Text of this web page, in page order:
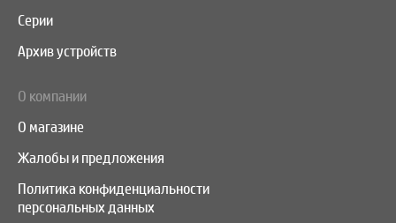
Серии
Архив устройств
О компании
О магазине
Жалобы и предложения
Политика конфиденциальности
персональных данных